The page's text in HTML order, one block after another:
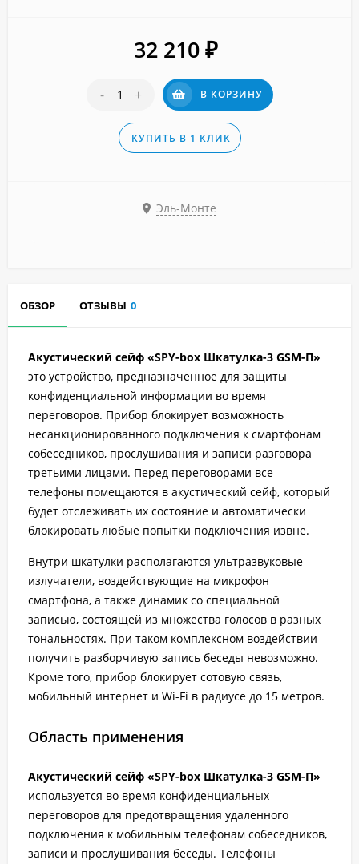
32 210 ₽
- + В КОРЗИНУ
КУПИТЬ В 1 КЛИК
Эль-Монте
ОБЗОР ОТЗЫВЫ 0
Акустический сейф «SPY-box Шкатулка-3 GSM-П»
это устройство, предназначенное для защиты
конфиденциальной информации во время
переговоров. Прибор блокирует возможность
несанкционированного подключения к смартфонам
собеседников, прослушивания и записи разговора
третьими лицами. Перед переговорами все
телефоны помещаются в акустический сейф, который
будет отслеживать их состояние и автоматически
блокировать любые попытки подключения извне.
Внутри шкатулки располагаются ультразвуковые
излучатели, воздействующие на микрофон
смартфона, а также динамик со специальной
записью, состоящей из множества голосов в разных
тональностях. При таком комплексном воздействии
получить разборчивую запись беседы невозможно.
Кроме того, прибор блокирует сотовую связь,
мобильный интернет и Wi-Fi в радиусе до 15 метров.
Область применения
Акустический сейф «SPY-box Шкатулка-3 GSM-П»
используется во время конфиденциальных
переговоров для предотвращения удаленного
подключения к мобильным телефонам собеседников,
записи и прослушивания беседы. Телефоны